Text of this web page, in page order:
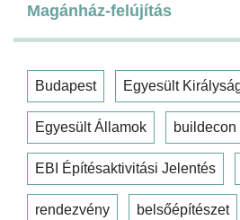
Magánház-felújítás
Budapest Egyesült
Egyesült Államok buildecon
EBI Építésaktivitási Jelentés
rendezvény belsőépítészet